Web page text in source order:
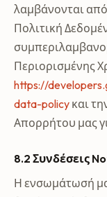
λαμβάνονται από
Πολιτική
Περιορισμένης
https://
data-policy και
Απορρήτου μας
8.2 Συνδέσεις
Η ενσωμάτωσή